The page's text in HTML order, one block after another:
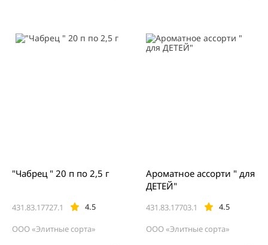
431.83.17727.1 4.5
"Чабрец " 20 п по 2,5 г
ООО «Элитные сорта»
431.83.17703.1 4.5
Ароматное ассорти " для
ДЕТЕЙ"
ООО «Элитные сорта»